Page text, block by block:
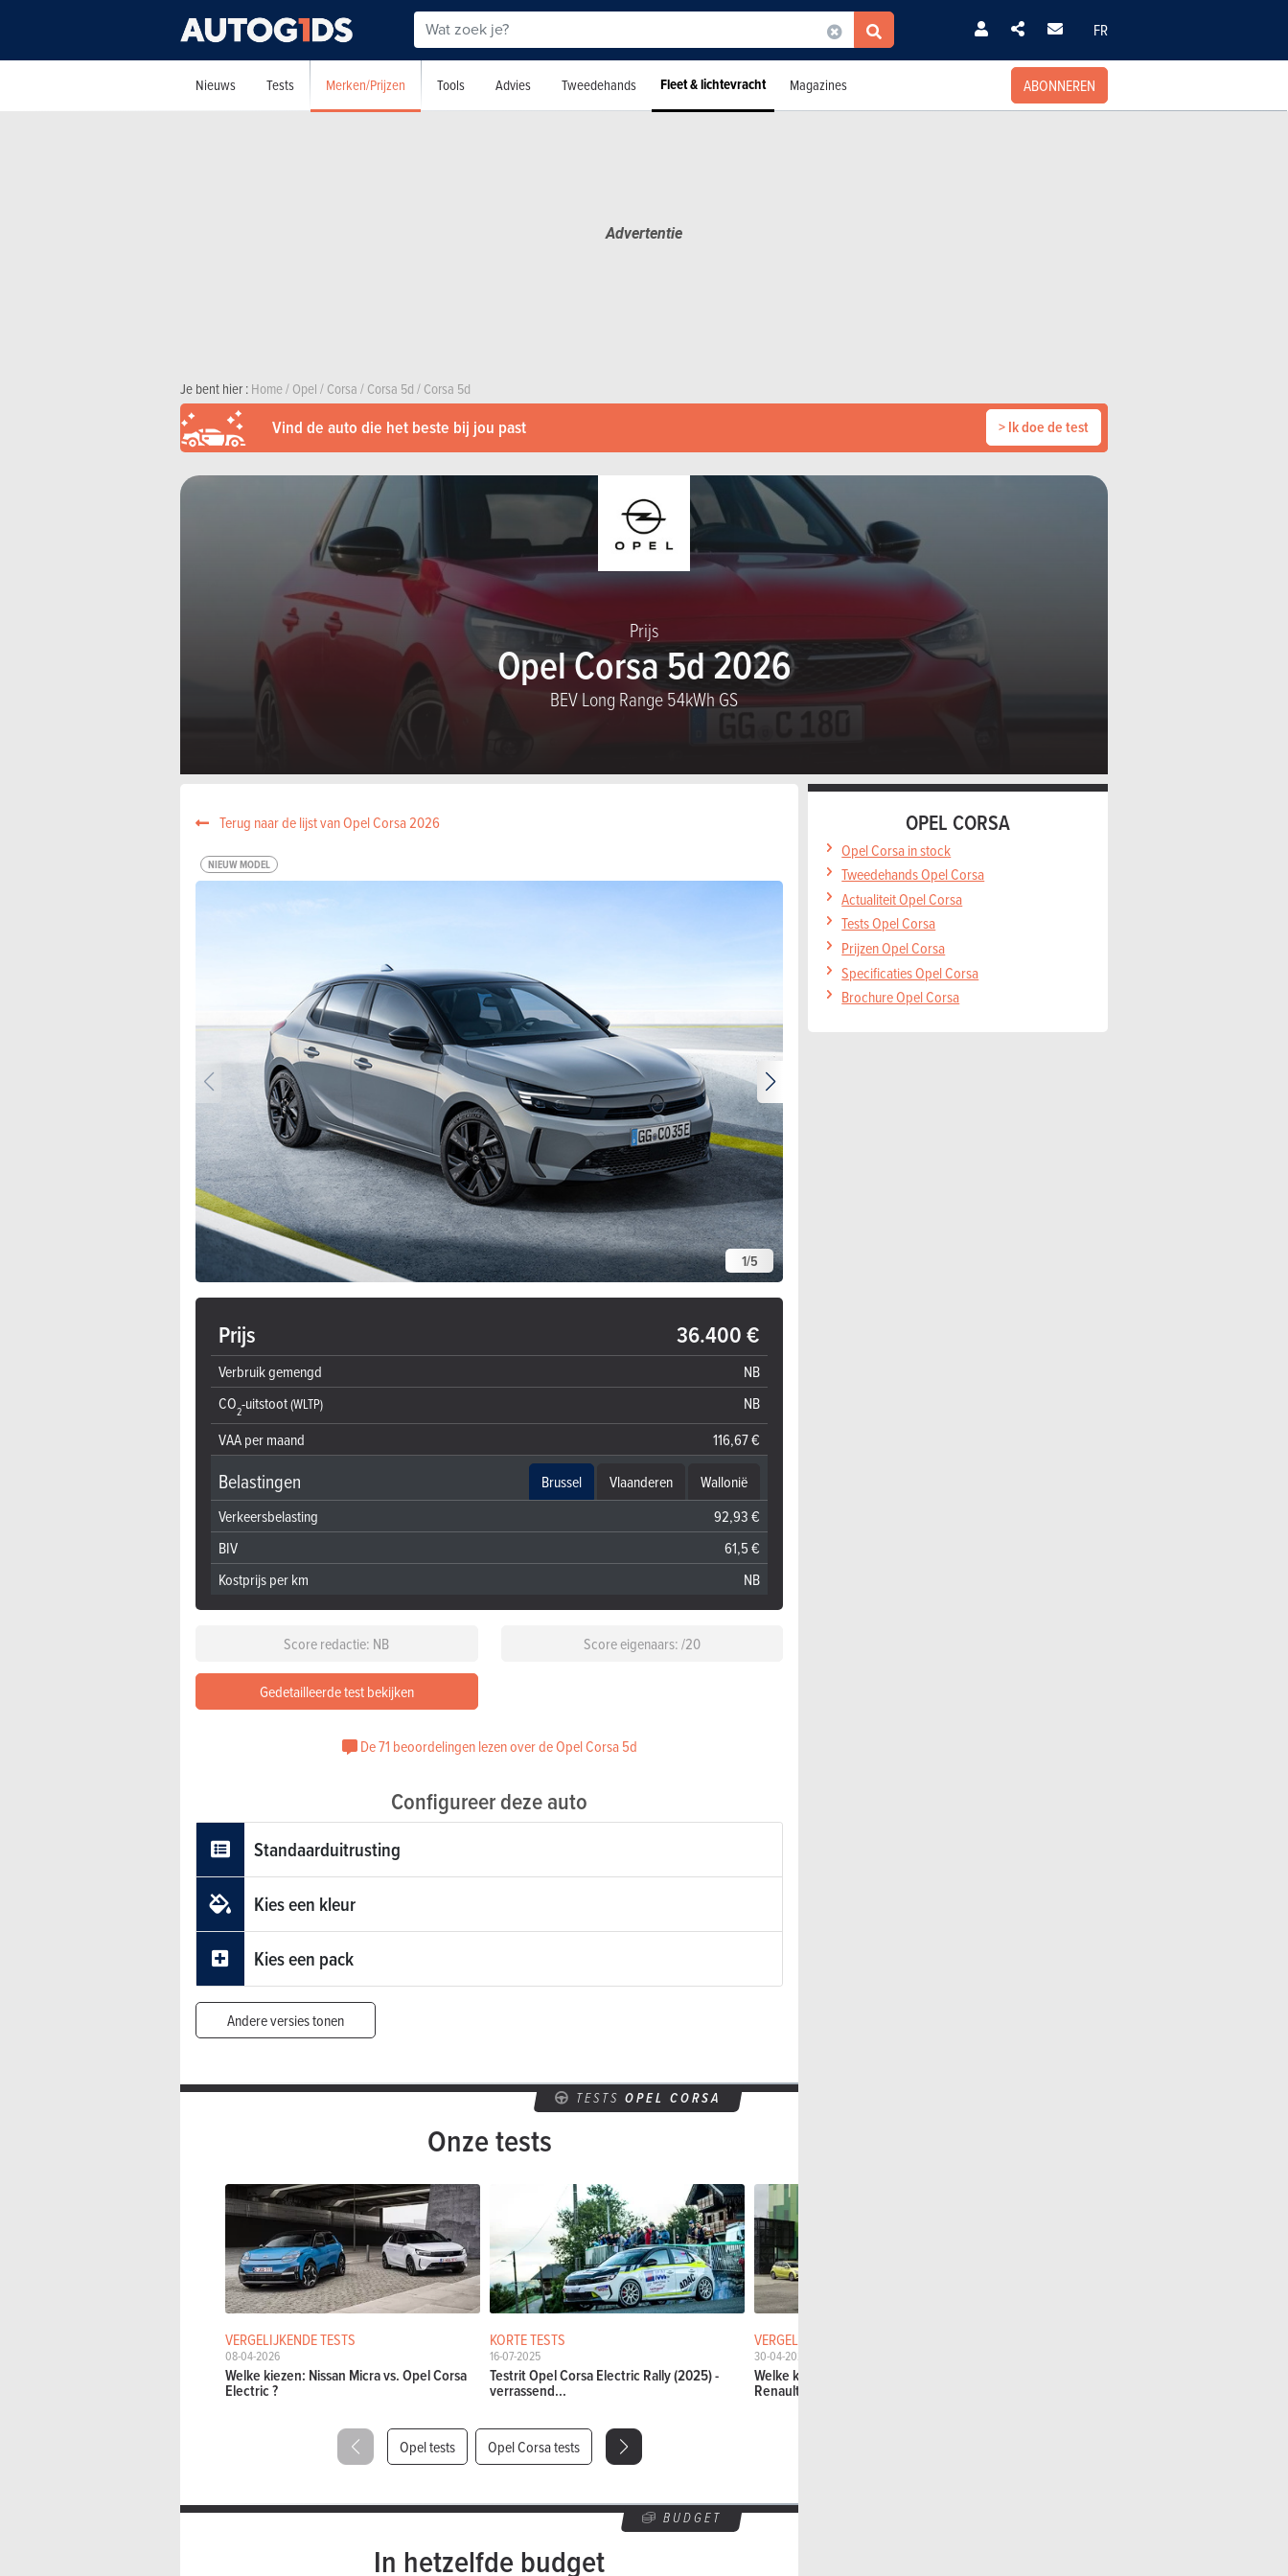
FR
Nieuws Tests Merken/Prijzen Tools Advies Tweedehands Fleet & lichtevracht Magazines ABONNEREN
Je bent hier :Home/Opel/Corsa/Corsa 5d/Corsa 5d
Vind de auto die het beste bij jou past > Ik doe de test
Prijs
Opel Corsa 5d 2026
BEV Long Range 54kWh GS
Terug naar de lijst van Opel Corsa 2026
NIEUW MODEL
1/5
Prijs 36.400 €
Verbruik gemengd
NB
CO2-uitstoot(WLTP)
NB
VAA per maand
116,67 €
Belastingen Brussel Vlaanderen
Wallonië
Verkeersbelasting
92,93 €
BIV
61,5 €
Kostprijs per km
NB
Score redactie: NB Score eigenaars: /20
Gedetailleerde test bekijken
De 71 beoordelingen lezen over de Opel Corsa 5d
Configureer deze auto
Standaarduitrusting
Kies een kleur
Kies een pack
Andere versies tonen
TESTSOPEL CORSA
Onze tests
VERGELIJKENDE TESTS
08-04-2026
Welke kiezen: Nissan Micra vs. Opel Corsa
Electric ?
KORTE TESTS
16-07-2025
Testrit Opel Corsa Electric Rally (2025) -
verrassend...
VERGELIJKENDE TESTS
30-04-2024
Welke kiezen: de Hyundai i20, Opel Corsa,
Renault Clio of...
Opel tests Opel Corsa tests
BUDGET
In hetzelfde budget
OPEL CORSA
Opel Corsa in stock
Tweedehands Opel Corsa
Actualiteit Opel Corsa
Tests Opel Corsa
Prijzen Opel Corsa
Specificaties Opel Corsa
Brochure Opel Corsa